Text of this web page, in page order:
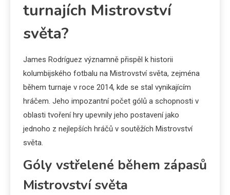
turnajích Mistrovství
světa?
James Rodríguez významně přispěl k historii
kolumbijského fotbalu na Mistrovství světa, zejména
během turnaje v roce 2014, kde se stal vynikajícím
hráčem. Jeho impozantní počet gólů a schopnosti v
oblasti tvoření hry upevnily jeho postavení jako
jednoho z nejlepších hráčů v soutěžích Mistrovství
světa.
Góly vstřelené během zápasů
Mistrovství světa